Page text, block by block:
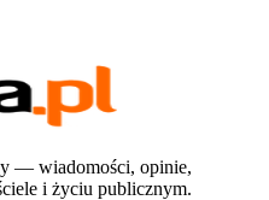
— wiadomości, opinie,
i życiu publicznym.